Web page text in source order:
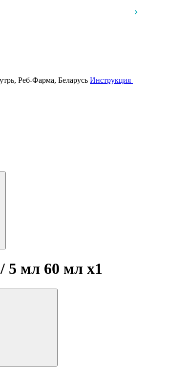
Реб-Фарма, Беларусь Инструкция
5 мл 60 мл x1